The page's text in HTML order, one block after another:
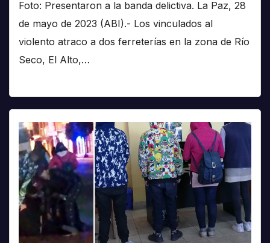
Foto: Presentaron a la banda delictiva. La Paz, 28
de mayo de 2023 (ABI).- Los vinculados al
violento atraco a dos ferreterías en la zona de Río
Seco, El Alto,…